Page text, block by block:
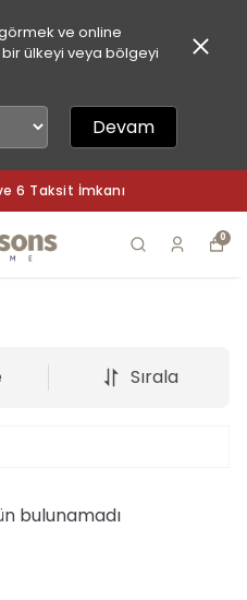
ve online
ülkeyi veya bölgeyi
Devam
6 Taksit İmkanı
0
Sırala
bulunamadı